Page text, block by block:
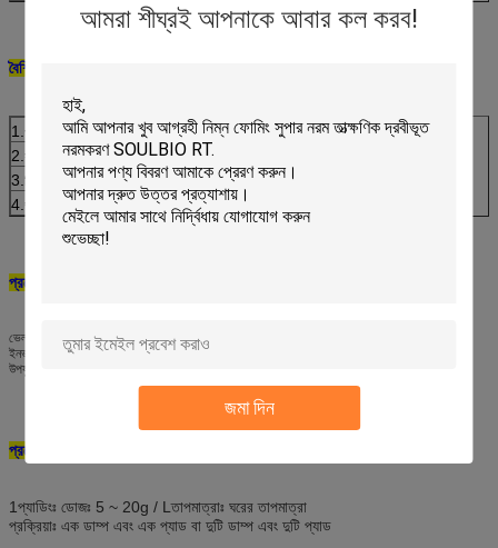
আমরা শীঘ্রই আপনাকে আবার কল করব!
জমা দিন
বৈশিষ্ট্যঃ
1. পানিতে কোন অনুপাতের মধ্যে দ্রবীভূত হওয়ার পরে কোন পৃথকীকরণ নেই
2. সুতা এবং বেসমেট ফ্যাব্রিককে অসামান্য নরম, মৃদু, মসৃণ, স্থিতিস্থাপক এবং পূর্ণ হাতের অনুভূতি দিন
3. জিন্স কাপড় ভাল মসৃণতা এবং উজ্জ্বলতা দিতে, এছাড়াও নরম, মসৃণ এবং fluffy হাত অনুভূতি পেতে পারেন
4. ভাল স্থিতিশীলতা, কম হলুদ, ফ্যাব্রিকের ছায়ায় কোন প্রভাব নেই
প্রয়োগের ক্ষেত্রঃ
ভেলভেট ফ্যাব্রিক এবং গার্ন ফ্যাব্রিক, যেমন, ফ্ল্যানেল, কোরাল ভেলভেট, সোয়েটার, গার্ন, কোর-স্পিন গার্ন, নন-
ইনভার্টেড ভেলভেট, পলিস্টার এবং এক্রাইলিক প্লাশের সমাপ্তির জন্য উপযুক্ত।এটি জিন্মের সমাপ্তির জন্যও
উপযুক্ত, তুলা, লিনেন, সিল্ক, টি/সি এবং তাদের মিশ্রিত ফ্যাব্রিক।
প্রয়োগঃ
1প্যাডিংঃ ডোজঃ 5 ~ 20g / Lতাপমাত্রাঃ ঘরের তাপমাত্রা
প্রক্রিয়াঃ এক ডাম্প এবং এক প্যাড বা দুটি ডাম্প এবং দুটি প্যাড